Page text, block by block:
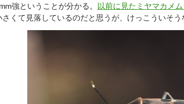
強ということが分かる。 以前に見たミヤマカメ
さくて見落しているのだと思うが、けっこういそう